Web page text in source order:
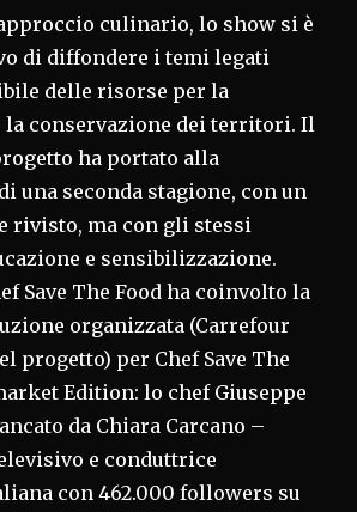
culinario, lo show si è
di diffondere i temi legati
delle risorse per la
la conservazione dei territori. Il
ha portato alla
una seconda stagione, con un
rivisto, ma con gli stessi
e sensibilizzazione.
Save The Food ha coinvolto la
organizzata (Carrefour
progetto) per Chef Save The
Edition: lo chef Giuseppe
da Chiara Carcano –
e conduttrice
con 462.000 followers su